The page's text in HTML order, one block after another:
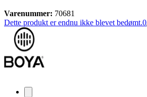
Varenummer: 70681
Dette produkt er endnu ikke blevet bedømt.0